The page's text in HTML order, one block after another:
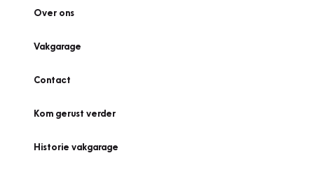
Over ons
Vakgarage
Contact
Kom gerust verder
Historie vakgarage